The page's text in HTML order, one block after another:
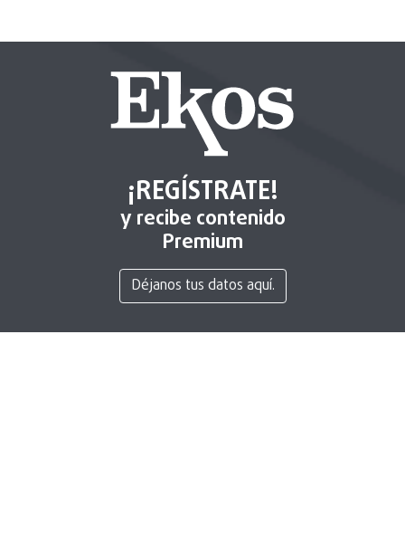
¡REGÍSTRATE!
y recibe contenido
Premium
Déjanos tus datos aquí.